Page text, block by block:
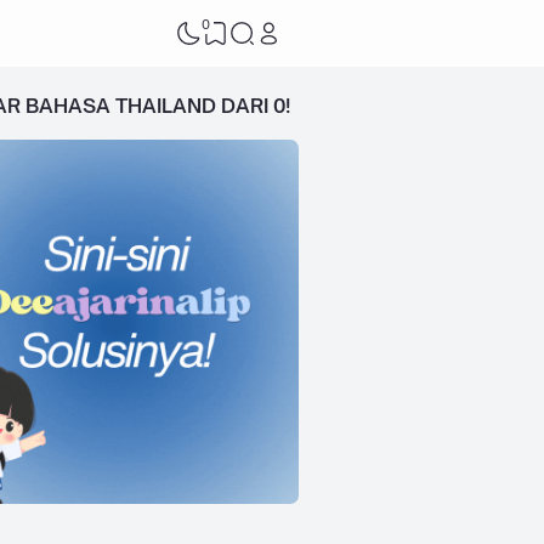
0
BAHASA THAILAND DARI 0!